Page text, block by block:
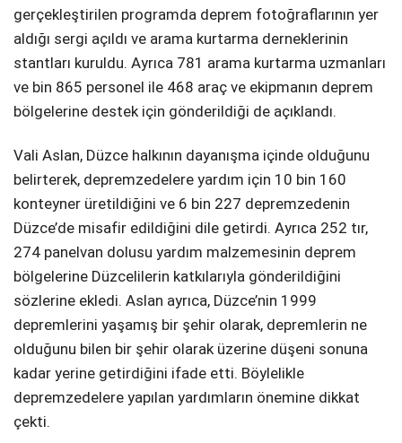
gerçekleştirilen programda deprem fotoğraflarının yer
aldığı sergi açıldı ve arama kurtarma derneklerinin
stantları kuruldu. Ayrıca 781 arama kurtarma uzmanları
ve bin 865 personel ile 468 araç ve ekipmanın deprem
bölgelerine destek için gönderildiği de açıklandı.
Vali Aslan, Düzce halkının dayanışma içinde olduğunu
belirterek, depremzedelere yardım için 10 bin 160
konteyner üretildiğini ve 6 bin 227 depremzedenin
Düzce’de misafir edildiğini dile getirdi. Ayrıca 252 tır,
274 panelvan dolusu yardım malzemesinin deprem
bölgelerine Düzcelilerin katkılarıyla gönderildiğini
sözlerine ekledi. Aslan ayrıca, Düzce’nin 1999
depremlerini yaşamış bir şehir olarak, depremlerin ne
olduğunu bilen bir şehir olarak üzerine düşeni sonuna
kadar yerine getirdiğini ifade etti. Böylelikle
depremzedelere yapılan yardımların önemine dikkat
çekti.